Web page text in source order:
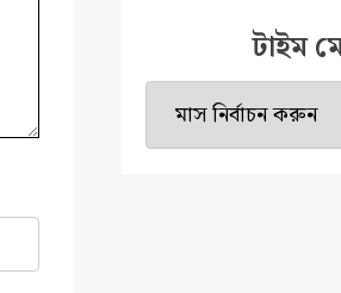
টাইম
টাইম
মেশিন